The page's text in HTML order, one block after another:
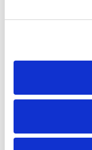
Comau